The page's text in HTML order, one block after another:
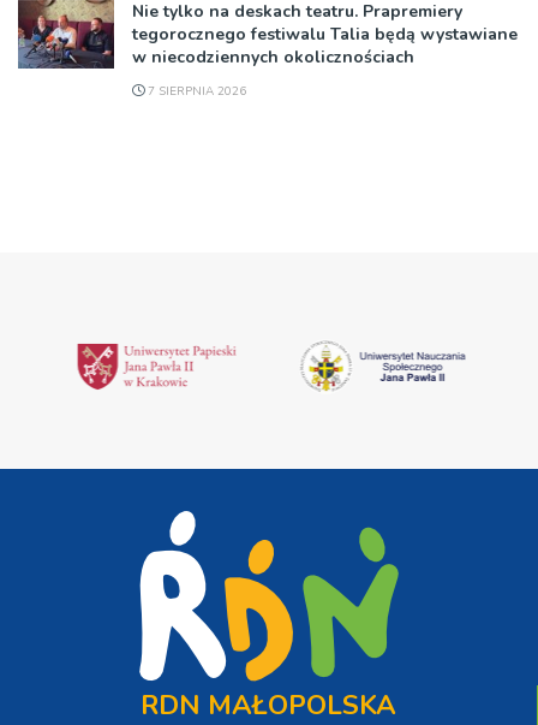
Nie tylko na deskach teatru. Prapremiery
tegorocznego festiwalu Talia będą wystawiane
w niecodziennych okolicznościach
7 SIERPNIA 2026
RDN MAŁOPOLSKA